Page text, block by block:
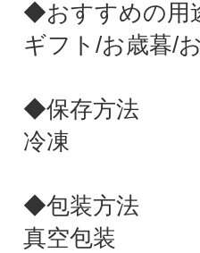
◆おすすめの用
ギフト/お歳暮/
◆保存方法
冷凍
◆包装方法
真空包装